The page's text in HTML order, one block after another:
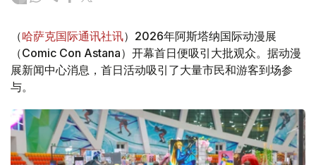
（哈萨克国际通讯社讯）2026年阿斯塔纳国际动漫展
（Comic Con Astana）开幕首日便吸引大批观众。据动漫
展新闻中心消息，首日活动吸引了大量市民和游客到场参
与。